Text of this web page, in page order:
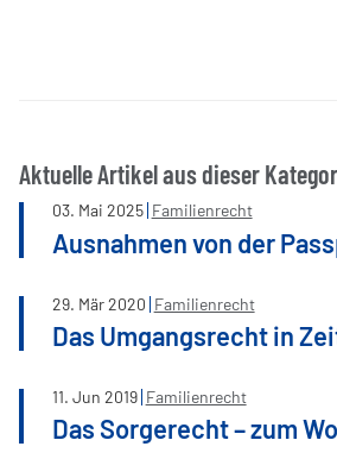
Aktuelle Artikel aus dieser
03. Mai 2025 Familienrecht
Ausnahmen von der
29. Mär2020 Familienrecht
Das Umgangsrecht in
11. Jun 2019 Familienrecht
Das Sorgerecht – zum